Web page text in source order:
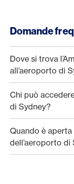
Domande
Dove si trova
all’aeroporto di
Chi può
di Sydney?
Quando è aperta
dell’aeroporto di